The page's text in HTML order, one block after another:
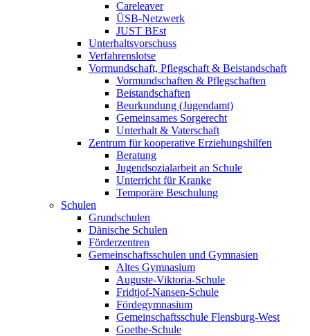
Careleaver
ÜSB-Netzwerk
JUST BEst
Unterhaltsvorschuss
Verfahrenslotse
Vormundschaft, Pflegschaft & Beistandschaft
Vormundschaften & Pflegschaften
Beistandschaften
Beurkundung (Jugendamt)
Gemeinsames Sorgerecht
Unterhalt & Vaterschaft
Zentrum für kooperative Erziehungshilfen
Beratung
Jugendsozialarbeit an Schule
Unterricht für Kranke
Temporäre Beschulung
Schulen
Grundschulen
Dänische Schulen
Förderzentren
Gemeinschaftsschulen und Gymnasien
Altes Gymnasium
Auguste-Viktoria-Schule
Fridtjof-Nansen-Schule
Fördegymnasium
Gemeinschaftsschule Flensburg-West
Goethe-Schule